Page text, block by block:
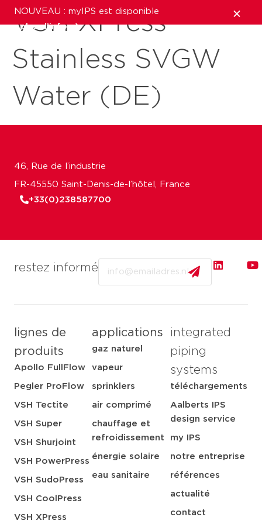
NOUVEAU : myIPS est disponible
plus d’infos
fermer
VSH XPress
Stainless SVGW
Water (DE)
restez informé
lignes de
produits
Apollo FullFlow
Pegler ProFlow
VSH Tectite
VSH Super
VSH Shurjoint
VSH PowerPress
VSH SudoPress
VSH CoolPress
VSH XPress
applications
gaz naturel
vapeur
sprinklers
air comprimé
chauffage et
refroidissement
énergie solaire
eau sanitaire
integrated
piping
systems
téléchargements
Aalberts IPS
design service
my IPS
notre entreprise
références
actualité
contact
46, Rue de l’industrie
FR-45550 Saint-Denis-de-l’hôtel, France
+33(0)238587700